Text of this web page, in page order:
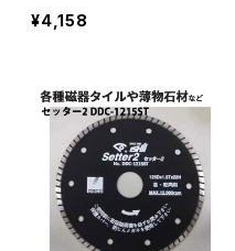
イヤモンドホイール 外径12
5mm タイル・薄物石材用・
¥4,158